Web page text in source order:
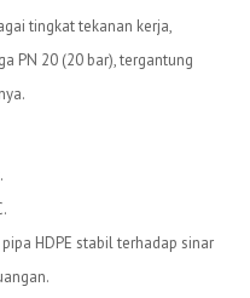
tingkat tekanan kerja,
PN 20 (20 bar), tergantung
HDPE stabil terhadap sinar